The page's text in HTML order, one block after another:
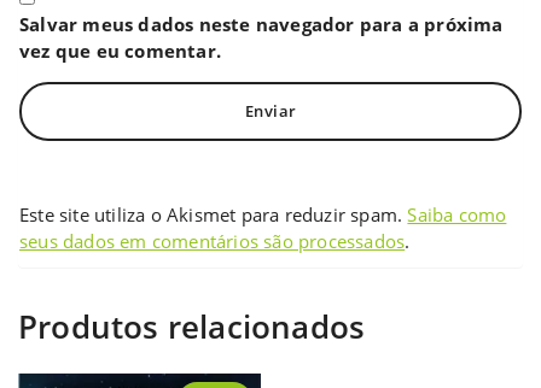
Salvar meus dados neste navegador para a próxima
vez que eu comentar.
Este site utiliza o Akismet para reduzir spam.Saiba como
seus dados em comentários são processados.
Produtos relacionados